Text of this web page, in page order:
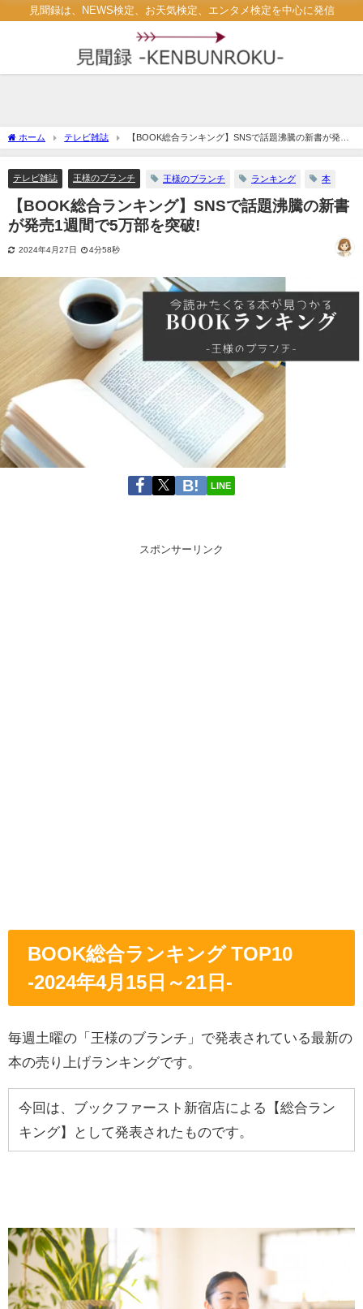
見聞録は、NEWS検定、お天気検定、エンタメ検定を中心に発信
ホーム テレビ雑誌
【BOOK総合ランキング】SNSで話題沸騰の新書が発売1
週間で5万部を突破!
テレビ雑誌 王様のブランチ 王様のブランチ ランキング 本
【BOOK総合ランキング】SNSで話題沸騰の新書
が発売1週間で5万部を突破!
2024年4月27日 4分58秒
LINE
スポンサーリンク
BOOK総合ランキング TOP10
-2024年4月15日～21日 -
毎週土曜の「王様のブランチ」で発表されている最新の
本の売り上げランキングです。
今回は、ブックファースト新宿店による【総合ラン
キング】として発表されたものです。